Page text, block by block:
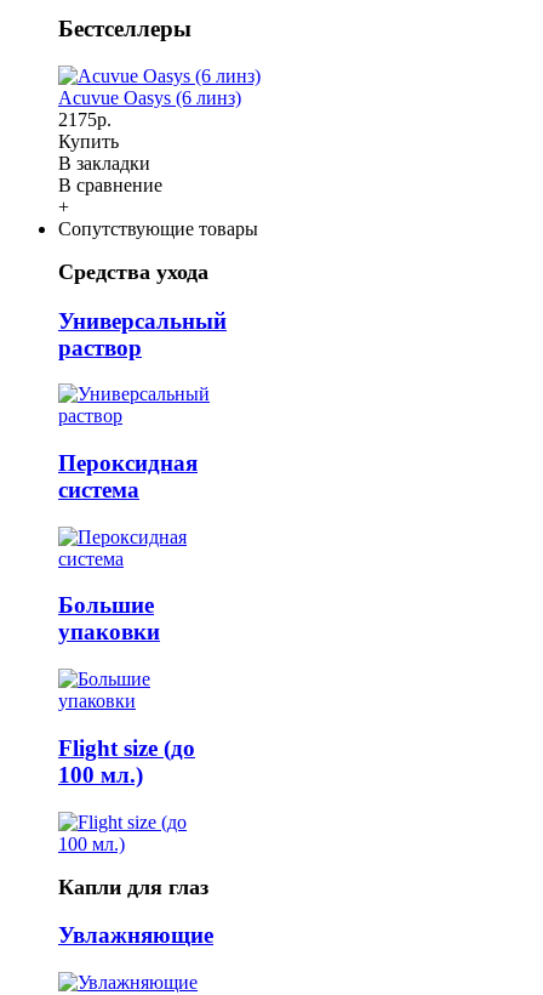
Бестселлеры
Acuvue Oasys (6 линз)
2175р.
Купить
В закладки
В сравнение
+
Сопутствующие товары
Средства ухода
Универсальный
раствор
Пероксидная
система
Большие
упаковки
Flight size (до
100 мл.)
Капли для глаз
Увлажняющие